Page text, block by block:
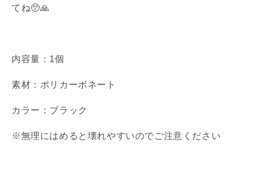
ス
ク)
Android
One、
Google
シ
Android
One、
Google
シ
てね🥺🙏
内容量：1個
素材： ポリカーボネート
カラー：ブラック
※無理にはめると壊れやすいのでご注意ください